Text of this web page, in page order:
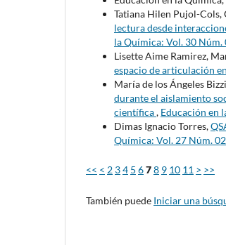
Tatiana Hilen Pujol-
lectura desde
la Química: Vol. 30 Núm.
Lisette Aime Ramirez,
espacio de articulación
María de los Ángeles
durante el aislamiento
científica, Educación en
Dimas Ignacio Torres,
Química: Vol. 27 Núm.
<< < 2 34 5 678 9 10 11 > >>
También puede Iniciar una